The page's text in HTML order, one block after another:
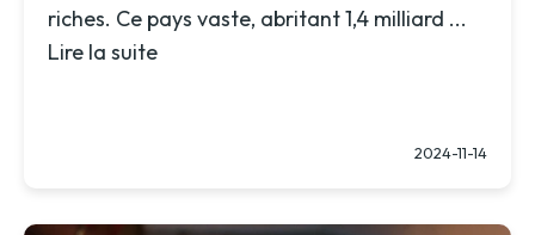
riches. Ce pays vaste, abritant 1,4 milliard ...
Lire la suite
2024-11-14